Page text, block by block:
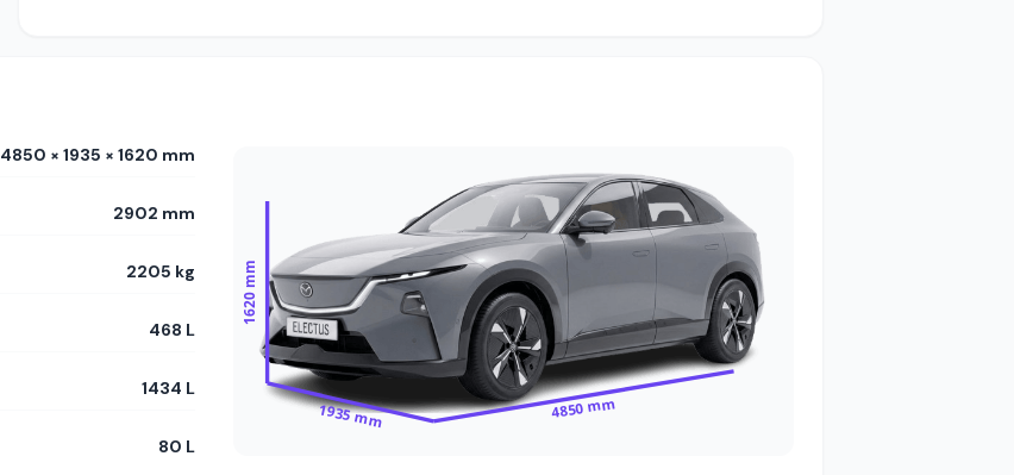
4850 × 1935 × 1620 mm
2902 mm
2205 kg
468 L
1434 L
80 L
1620 mm
1935 mm 4850 mm